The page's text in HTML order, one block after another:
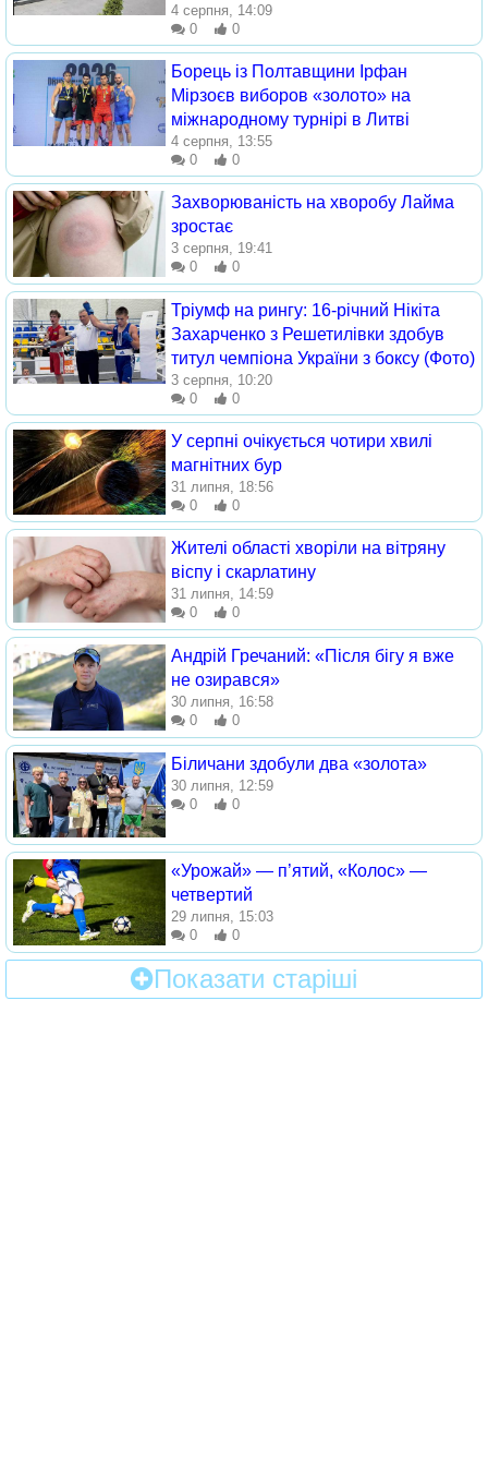
4 серпня, 14:09
0
0
Борець із Полтавщини Ірфан
Мірзоєв виборов «золото» на
міжнародному турнірі в Литві
4 серпня, 13:55
0
0
Захворюваність на хворобу Лайма
зростає
3 серпня, 19:41
0
0
Тріумф на рингу: 16-річний Нікіта
Захарченко з Решетилівки здобув
титул чемпіона України з боксу (Фото)
3 серпня, 10:20
0
0
У серпні очікується чотири хвилі
магнітних бур
31 липня, 18:56
0
0
Жителі області хворіли на вітряну
віспу і скарлатину
31 липня, 14:59
0
0
Андрій Гречаний: «Після бігу я вже
не озирався»
30 липня, 16:58
0
0
Біличани здобули два «золота»
30 липня, 12:59
0
0
«Урожай» — п’ятий, «Колос» —
четвертий
29 липня, 15:03
0
0
Показати старіші